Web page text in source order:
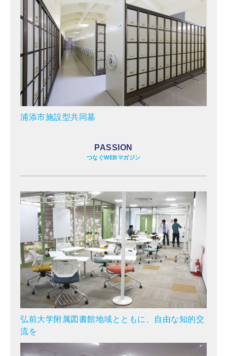
浦添市施設型共同墓
PASSION
つなぐWEBマガジン
弘前大学附属図書館地域とともに、自由な知的交
流を